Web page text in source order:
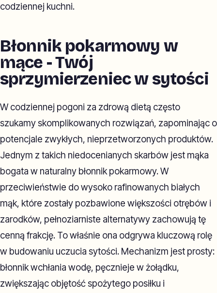
codziennej kuchni.
Błonnik pokarmowy w
mące - Twój
sprzymierzeniec w sytości
W codziennej pogoni za zdrową dietą często
szukamy skomplikowanych rozwiązań, zapominając o
potencjale zwykłych, nieprzetworzonych produktów.
Jednym z takich niedocenianych skarbów jest mąka
bogata w naturalny błonnik pokarmowy. W
przeciwieństwie do wysoko rafinowanych białych
mąk, które zostały pozbawione większości otrębów i
zarodków, pełnoziarniste alternatywy zachowują tę
cenną frakcję. To właśnie ona odgrywa kluczową rolę
w budowaniu uczucia sytości. Mechanizm jest prosty:
błonnik wchłania wodę, pęcznieje w żołądku,
zwiększając objętość spożytego posiłku i